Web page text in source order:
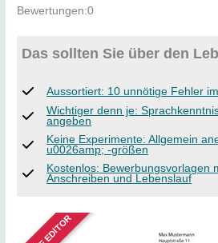
Bewertungen:0
Das sollten Sie über den
Aussortiert: 10 unnötige Fehler
Wichtiger denn je:
angeben
Keine Experimente: Allgemein
u0026amp; -größen
Kostenlos: Bewerbungsvorlagen
Anschreiben und Lebenslauf